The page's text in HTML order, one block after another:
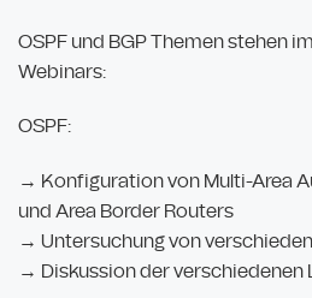
OSPF und BGP Themen stehen
Webinars:
OSPF:
→ Konfiguration von Multi-Area
und Area Border Routers
→ Untersuchung von
→ Diskussion der verschiedenen